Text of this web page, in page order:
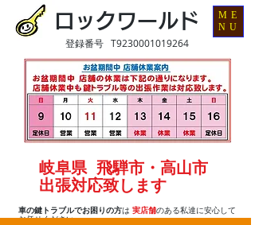
ロックワールド
車の鍵トラブルでお困りの方は 実店舗のある私達に安心して
お任せください
岐阜県 飛騨市・高山市
出張対応致します
登録番号 T9230001019264
ME
NU